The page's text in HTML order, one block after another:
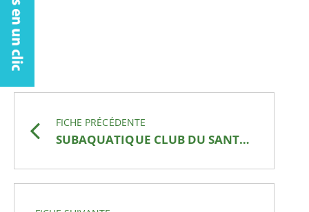
FICHE PRÉCÉDENTE
SUBAQUATIQUE CLUB DU SANTERRE